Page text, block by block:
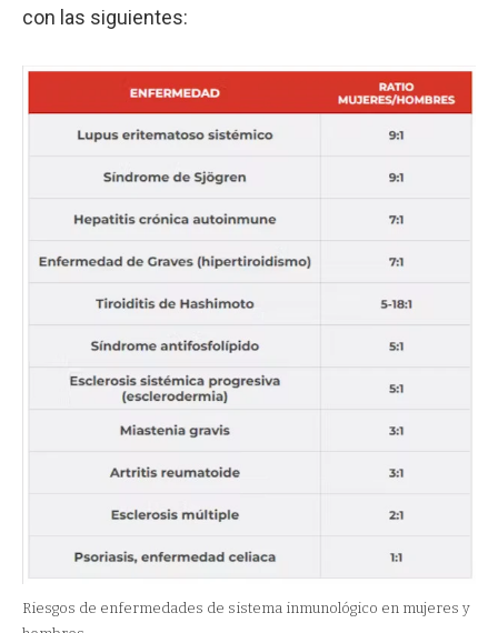
con las siguientes:
Riesgos de enfermedades de sistema inmunológico en mujeres y